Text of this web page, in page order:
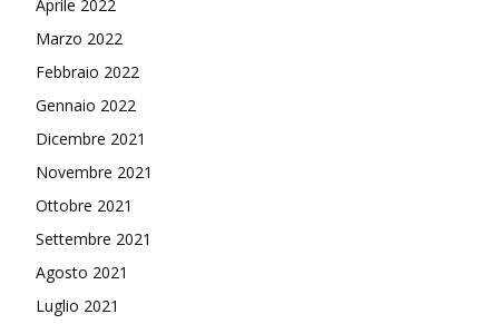
Aprile 2022
Marzo 2022
Febbraio 2022
Gennaio 2022
Dicembre 2021
Novembre 2021
Ottobre 2021
Settembre 2021
Agosto 2021
Luglio 2021